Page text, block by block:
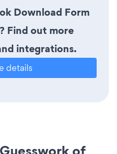
Download Form
Find out more
integrations.
details